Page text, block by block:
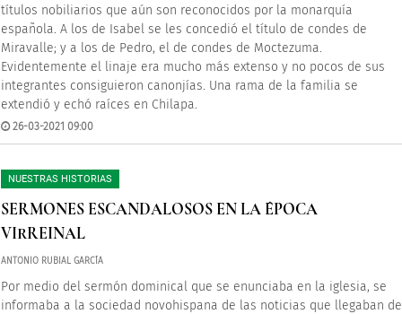
títulos nobiliarios que aún son reconocidos por la monarquía
española. A los de Isabel se les concedió el título de condes de
Miravalle; y a los de Pedro, el de condes de Moctezuma.
Evidentemente el linaje era mucho más extenso y no pocos de sus
integrantes consiguieron canonjías. Una rama de la familia se
extendió y echó raíces en Chilapa.
26-03-2021 09:00
NUESTRAS HISTORIAS
SERMONES ESCANDALOSOS EN LA ÉPOCA
VIRREINAL
ANTONIO RUBIAL GARCÍA
Por medio del sermón dominical que se enunciaba en la iglesia, se
informaba a la sociedad novohispana de las noticias que llegaban de